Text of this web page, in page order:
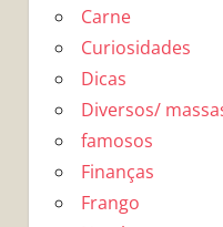
Carne
Curiosidades
Dicas
Diversos/
famosos
Finanças
Frango